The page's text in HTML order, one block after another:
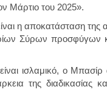
Μάρτιο του 2025».
η αποκατάσταση της
Σύρων προσφύγων
ισλαμικό, ο Μπασίρ
της διαδικασίας